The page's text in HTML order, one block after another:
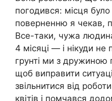
погодився: місця
поверненню я чекав,
Все-таки, чужа
4 місяці — і нікуди
грунті ми з дружиною
щоб виправити
звільнитися від
квітів і помчався